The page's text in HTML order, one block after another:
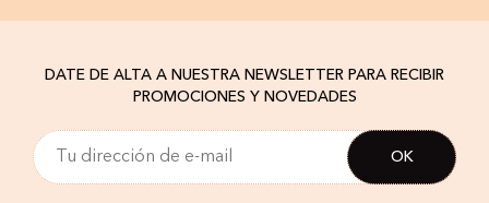
DATE DE ALTA A NUESTRA NEWSLETTER PARA RECIBIR
PROMOCIONES Y NOVEDADES